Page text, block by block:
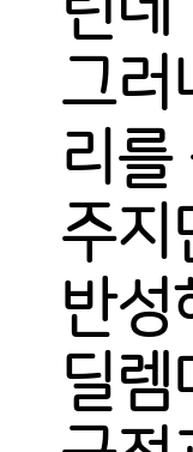
그러
리
주지
반성
딜